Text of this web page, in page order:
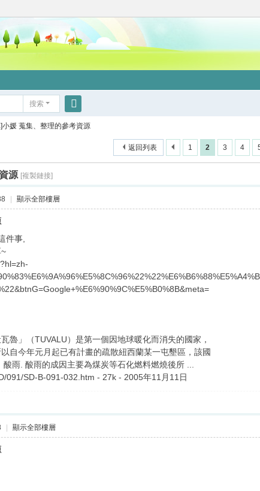
搜索
搜
]小媛 蒐集、整理的參考資源
1 2 3 4
返回列表
源 [複製鏈接]
| 顯示全部樓層
件事,
魯」（TUVALU）是第一個因地球暖化而消失的國家，
自今年元月起已有計畫的疏散紐西蘭某一屯墾區，該國
雨. 酸雨的成因主要為煤炭等石化燃料燃燒後所 ...
091/SD-B-091-032.htm - 27k - 2005年11月11日
| 顯示全部樓層